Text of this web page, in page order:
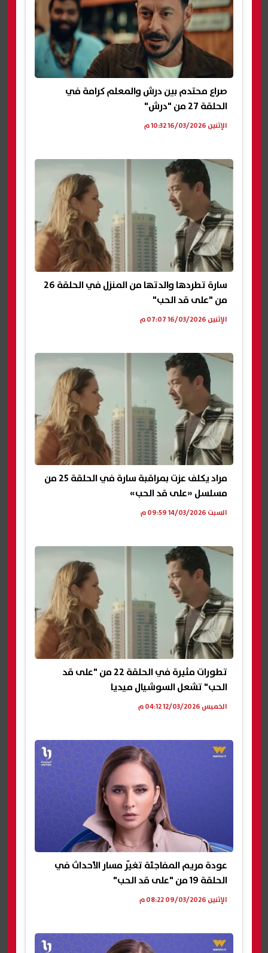
صراع محتدم بين درش والمعلم كرامة في
الحلقة 27 من "درش"
الإثنين 16/03/2026 10:32 م
سارة تطردها والدتها من المنزل في الحلقة 26
من "على قد الحب"
الإثنين 16/03/2026 07:07 م
مراد يكلف عزت بمراقبة سارة في الحلقة 25 من
مسلسل «على قد الحب»
السبت 14/03/2026 09:59 م
تطورات مثيرة في الحلقة 22 من "على قد
الحب" تشعل السوشيال ميديا
الخميس 12/03/2026 04:12 م
عودة مريم المفاجئة تغيّر مسار الأحداث في
الحلقة 19 من "على قد الحب"
الإثنين 09/03/2026 08:22 م